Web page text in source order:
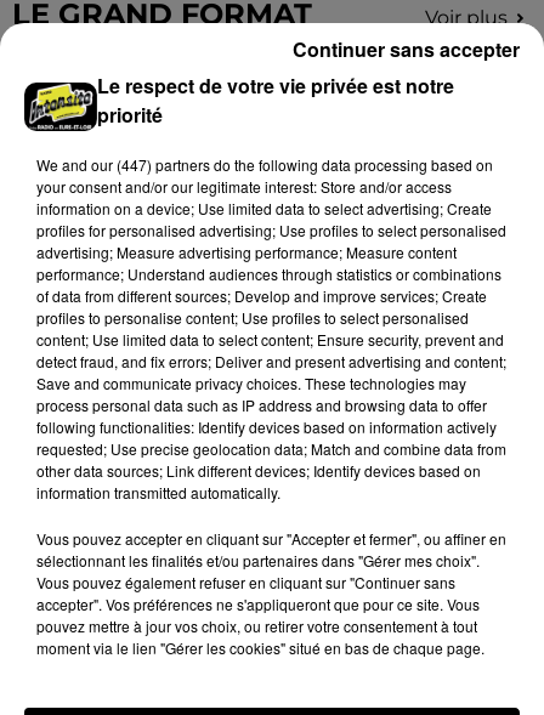
LE GRAND FORMAT Voir plus
Stars'Terre 2026 : Philippe Palmieri dévoile
les ambitions d'un...
À quelques semaines de la première édition de
Stars'Terre, organisée du 18 au 20 septembre 2026 au
Château de Courtalain, Philippe Palmieri, président...
LES JEUX Voir plus
Le respect de votre vie privée est notre
priorité
We and our (447) partnersdo the following data processing based on
your consent and/or our legitimate interest: Store and/or access
information on a device; Use limited data to select advertising; Create
profiles for personalised advertising; Use profiles to select personalised
advertising; Measure advertising performance; Measure content
performance; Understand audiences through statistics or combinations
of data from different sources; Develop and improve services; Create
profiles to personalise content; Use profiles to select personalised
content; Use limited data to select content; Ensure security, prevent and
detect fraud, and fix errors; Deliver and present advertising and content;
Save and communicate privacy choices. These technologies may
process personal data such as IP address and browsing data to offer
following functionalities: Identify devices based on information actively
requested; Use precise geolocation data; Match and combine data from
other data sources; Link different devices; Identify devices based on
information transmitted automatically.
Vous pouvez accepter en cliquant sur "Accepter et fermer", ou affiner en
sélectionnant les finalités et/ou partenaires dans "Gérer mes choix".
Vous pouvez également refuser en cliquant sur "Continuer sans
accepter". Vos préférences ne s'appliqueront que pour ce site. Vous
pouvez mettre à jour vos choix, ou retirer votre consentement à tout
moment via le lien "Gérer les cookies" situé en bas de chaque page.
Continuer sans accepter